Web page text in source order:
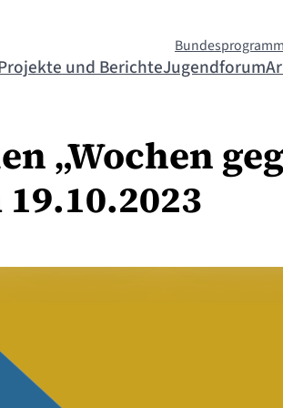
Bundesprogramm
und BerichteJugendforum
„Wochen